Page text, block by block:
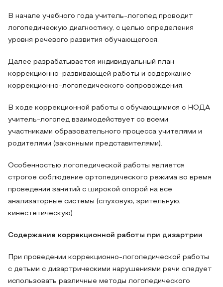
В начале учебного года учитель-логопед проводит
логопедическую диагностику, с целью определения
уровня речевого развития обучающегося.
Далее разрабатывается индивидуальный план
коррекционно-развивающей работы и содержание
коррекционно-логопедического сопровождения.
В ходе коррекционной работы с обучающимися с НОДА
учитель-логопед взаимодействует со всеми
участниками образовательного процесса учителями и
родителями (законными представителями).
Особенностью логопедической работы является
строгое соблюдение ортопедического режима во время
проведения занятий с широкой опорой на все
анализаторные системы (слуховую, зрительную,
кинестетическую).
Содержание коррекционной работы при дизартрии
При проведении коррекционно-логопедической работы
с детьми с дизартрическими нарушениями речи следует
использовать различные методы логопедического